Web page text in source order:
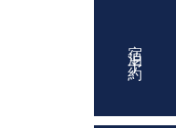
宿泊予約